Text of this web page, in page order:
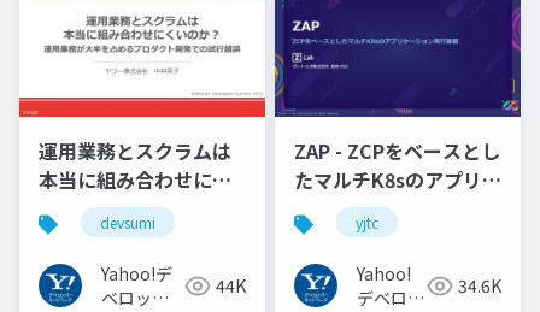
運用業務とスクラムは
本当に組み合わせにく
いのか︖運用業務が大
半を占めるプロダクト
開発での試行錯誤
devsumi
Yahoo!デ
ベロッパ
44K
ZAP - ZCPをベースとし
たマルチK8sのアプリケ
ーション実行基盤
#YJTC / YJTC21 B-3
yjtc
Yahoo!
デベロッ
34.6K